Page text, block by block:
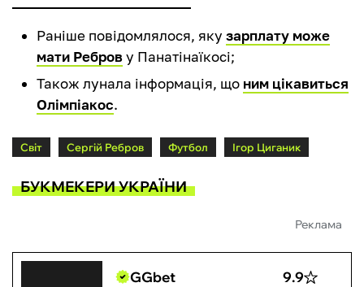
Раніше повідомлялося, яку зарплату може
мати Реброву Панатінаїкосі;
Також лунала інформація, що ним цікавиться
Олімпіакос.
Світ Сергій Ребров Футбол Ігор Циганик
БУКМЕКЕРИ УКРАЇНИ
Реклама
GGbet 9.9